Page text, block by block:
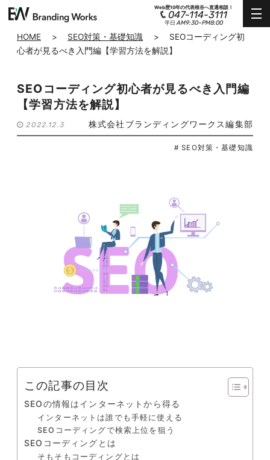
Web歴10年の代表根谷へ直通相談！
047-114-3111
平日AM9:30~PM8:00
HOME > SEO対策・基礎知識 >
SEOコーディング初
心者が見るべき入門編【学習方法を解説】
SEOコーディング初心者が見るべき入門編
【学習方法を解説】
2022.12.3 株式会社ブランディングワークス編集部
# SEO対策・基礎知識
この記事の目次
SEOの情報はインターネットから得る
インターネットは誰でも手軽に使える
SEOコーディングで検索上位を狙う
SEOコーディングとは
そもそもコーディングとは